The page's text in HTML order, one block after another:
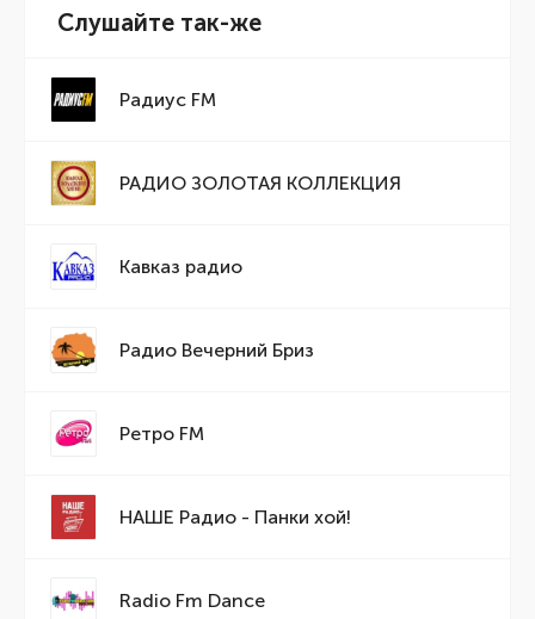
Слушайте так-же
Радиус FM
РАДИО ЗОЛОТАЯ КОЛЛЕКЦИЯ
Кавказ радио
Радио Вечерний Бриз
Ретро FM
НАШЕ Радио - Панки хой!
Radio Fm Dance